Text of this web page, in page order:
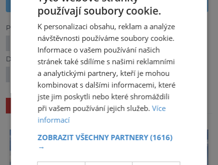
Předchozí článek
Jaké jsou nejkrásnější mosty na světě?
Další článek
Přehledně: Co jste dosud nevěděli o Tunisku?
SOUVISEJÍCÍ ČLÁNKY
používají soubory cookie.
K personalizaci obsahu, reklam a analýze
návštěvnosti používáme soubory cookie.
Informace o vašem používání našich
stránek také sdílíme s našimi reklamními
a analytickými partnery, kteří je mohou
kombinovat s dalšími informacemi, které
jste jim poskytli nebo které shromáždili
při vašem používání jejich služeb.Více
informací
ZOBRAZIT VŠECHNY PARTNERY(1616)
→